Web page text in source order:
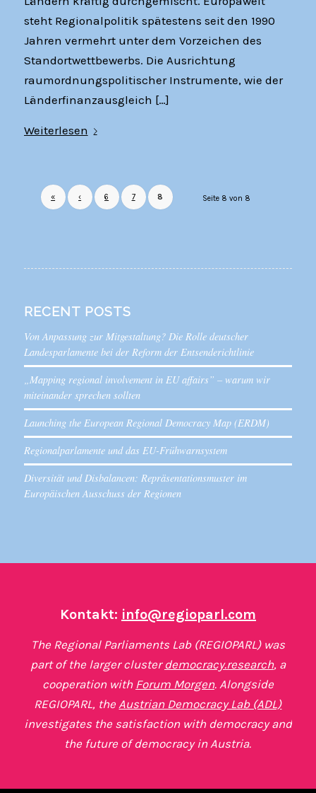
steht Regionalpolitik spätestens seit den 1990
Jahren vermehrt unter dem Vorzeichen des
Standortwettbewerbs. Die Ausrichtung
raumordnungspolitischer Instrumente, wie der
Länderfinanzausgleich […]
Weiterlesen
Seite 8 von 8
« ‹ 6 7 8
RECENT POSTS
Von Anpassung zur Mitgestaltung? Die Rolle deutscher
Landesparlamente bei der Reform der Entsenderichtlinie
„Mapping regional involvement in EU affairs” – warum wir
miteinander sprechen sollten
Launching the European Regional Democracy Map (ERDM)
Regionalparlamente und das EU-Frühwarnsystem
Diversität und Disbalancen: Repräsentationsmuster im
Europäischen Ausschuss der Regionen
Kontakt: info@regioparl.com
The Regional Parliaments Lab (REGIOPARL) was
part of the larger clusterdemocracy.research, a
cooperation with Forum Morgen. Alongside
REGIOPARL, theAustrian Democracy Lab (ADL)
investigates the satisfaction with democracy and
the future of democracy in Austria.